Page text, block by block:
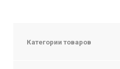
Категории товаров